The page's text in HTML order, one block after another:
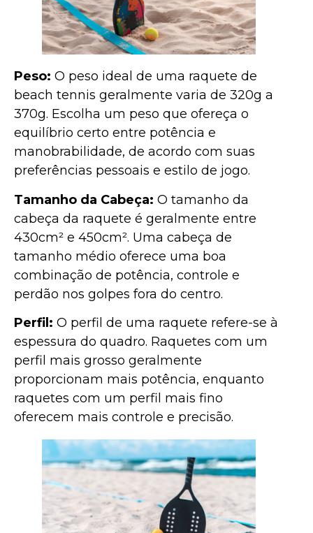
Peso: O peso ideal de uma raquete de
beach tennis geralmente varia de 320g a
370g. Escolha um peso que ofereça o
equilíbrio certo entre potência e
manobrabilidade, de acordo com suas
preferências pessoais e estilo de jogo.
Tamanho da Cabeça: O tamanho da
cabeça da raquete é geralmente entre
430cm² e 450cm². Uma cabeça de
tamanho médio oferece uma boa
combinação de potência, controle e
perdão nos golpes fora do centro.
Perfil: O perfil de uma raquete refere-se à
espessura do quadro. Raquetes com um
perfil mais grosso geralmente
proporcionam mais potência, enquanto
raquetes com um perfil mais fino
oferecem mais controle e precisão.